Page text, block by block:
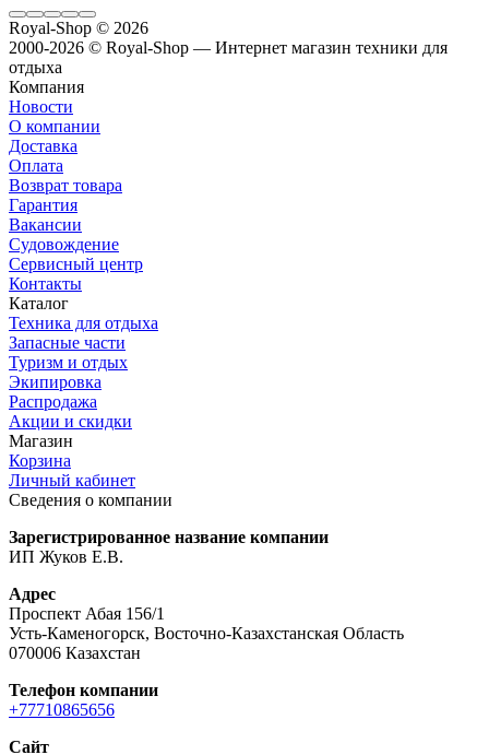
Royal-Shop © 2026
2000-2026 © Royal-Shop — Интернет магазин техники для
отдыха
Компания
Новости
О компании
Доставка
Оплата
Возврат товара
Гарантия
Вакансии
Судовождение
Сервисный центр
Контакты
Каталог
Техника для отдыха
Запасные части
Туризм и отдых
Экипировка
Распродажа
Акции и скидки
Магазин
Корзина
Личный кабинет
Сведения о компании
Зарегистрированное название компании
ИП Жуков Е.В.
Адрес
Проспект Абая 156/1
Усть-Каменогорск, Восточно-Казахстанская Область
070006 Казахстан
Телефон компании
+77710865656
Сайт